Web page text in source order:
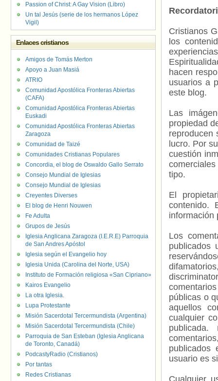
Cristianos
los
hacen
usuarios a
este blog.
Las
propiedad
reproducen
lucro. Por
cuestión
tipo.
El
contenido.
información
Los
publicados
públicas o
aquellos
cualquier
usuario es
Cualquier
Passion of Christ: A Gay Vision (Libro)
Un tal Jesús (serie de los hermanos López
Vigil)
Enlaces cristianos
Amigos de Tomás Merton
Apoyo a Juan Masiá
ATRIO
Comunidad Apostólica Fronteras Abiertas
(CAFA)
Comunidad Apostólica Fronteras Abiertas
Euskadi
Comunidad Apostólica Fronteras Abiertas
Zaragoza
Comunidad de Taizé
Comunidades Cristianas Populares
Concordia, el blog de Oswaldo Gallo Serrato
Consejo Mundial de Iglesias
Consejo Mundial de Iglesias
Creyentes Diverses
El blog de Henri Nouwen
Fe Adulta
Grupos de Jesús
Iglesia Anglicana Zaragoza (I.E.R.E) Parroquia
de San Andres Apóstol
Iglesia según el Evangelio hoy
Iglesia Unida (Carolina del Norte, USA)
Instituto de Formación religiosa «San Cipriano»
Kairos Evangelio
La otra Iglesia.
Lupa Protestante
Misión Sacerdotal Tercermundista (Argentina)
Misión Sacerdotal Tercermundista (Chile)
Parroquia de San Esteban (Iglesia Anglicana
de Toronto, Canadá)
PodcastyRadio (Cristianos)
Por tantas
Redes Cristianas